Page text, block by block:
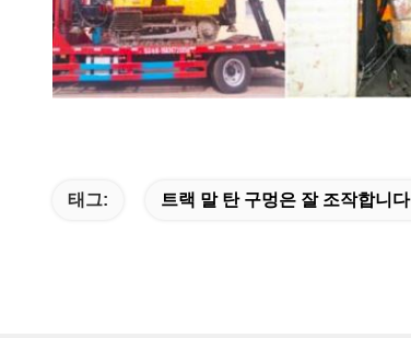
태그: 트랙 말 탄 구멍은 잘 조작합니다